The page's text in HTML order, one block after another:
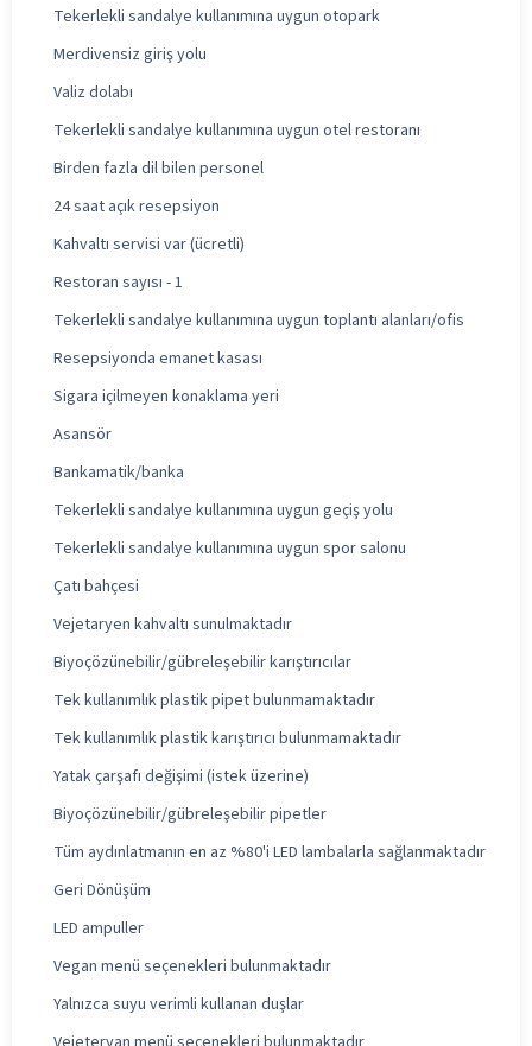
Tekerlekli sandalye kullanımına uygun otopark
Merdivensiz giriş yolu
Valiz dolabı
Tekerlekli sandalye kullanımına uygun otel restoranı
Birden fazla dil bilen personel
24 saat açık resepsiyon
Kahvaltı servisi var (ücretli)
Restoran sayısı - 1
Tekerlekli sandalye kullanımına uygun toplantı alanları/ofis
Resepsiyonda emanet kasası
Sigara içilmeyen konaklama yeri
Asansör
Bankamatik/banka
Tekerlekli sandalye kullanımına uygun geçiş yolu
Tekerlekli sandalye kullanımına uygun spor salonu
Çatı bahçesi
Vejetaryen kahvaltı sunulmaktadır
Biyoçözünebilir/gübreleşebilir karıştırıcılar
Tek kullanımlık plastik pipet bulunmamaktadır
Tek kullanımlık plastik karıştırıcı bulunmamaktadır
Yatak çarşafı değişimi (istek üzerine)
Biyoçözünebilir/gübreleşebilir pipetler
Tüm aydınlatmanın en az %80'i LED lambalarla sağlanmaktadır
Geri Dönüşüm
LED ampuller
Vegan menü seçenekleri bulunmaktadır
Yalnızca suyu verimli kullanan duşlar